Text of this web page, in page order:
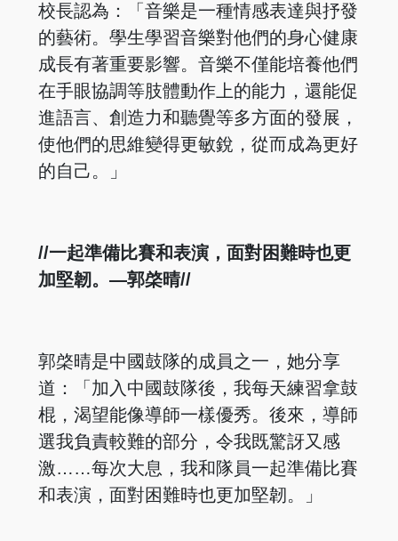
校長認為：「音樂是一種情感表達與抒發
的藝術。學生學習音樂對他們的身心健康
成長有著重要影響。音樂不僅能培養他們
在手眼協調等肢體動作上的能力，還能促
進語言、創造力和聽覺等多方面的發展，
使他們的思維變得更敏銳，從而成為更好
的自己。」
//一起準備比賽和表演，面對困難時也更
加堅韌。—郭棨晴//
郭棨晴是中國鼓隊的成員之一，她分享
道：「加入中國鼓隊後，我每天練習拿鼓
棍，渴望能像導師一樣優秀。後來，導師
選我負責較難的部分，令我既驚訝又感
激……每次大息，我和隊員一起準備比賽
和表演，面對困難時也更加堅韌。」